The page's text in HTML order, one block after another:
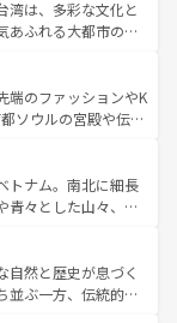
い。
イアンミュージッ
がハワイの魅力を彩
アンズの熱帯雨林な
ェやワイン、オージ
サーフィンやダイ
好きにはたまらな
分に味わいつくそ
湾は、多彩な文化と
あふれる大都市の台
など、都市の喧騒
る人に新しい発見と
い台湾の食文化も魅
エティ豊かな料理
コンテンツ一覧を参
端のファッションやK
ソウルの宮殿や伝統
美を楽しむことが
のストリートフード
る。夜には、韓国な
力を心ゆくまで味
の韓国情報はコンテンツ一
トナム。南北に細長
青々とした山々、世
の古い町並みやホ
も、独特の雰囲気を
豊かさとおいしさで
自然と歴史が息づく
並ぶ一方、伝統的な